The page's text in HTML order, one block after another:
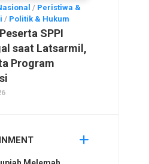
/ Peristiwa &
/ Politik & Hukum
SPPI
saat Latsarmil,
Program